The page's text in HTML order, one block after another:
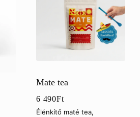
Mate tea
6 490Ft
Élénkítő maté tea,